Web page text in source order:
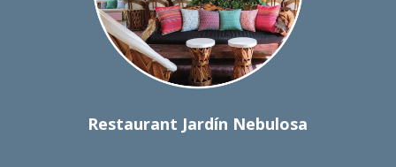
Restaurant Jardín Nebulosa